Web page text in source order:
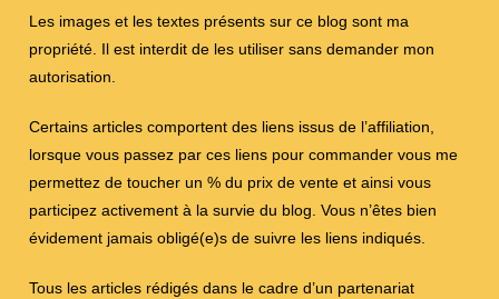
Les images et les textes présents sur ce blog sont ma
propriété. Il est interdit de les utiliser sans demander mon
autorisation.
Certains articles comportent des liens issus de l’affiliation,
lorsque vous passez par ces liens pour commander vous me
permettez de toucher un % du prix de vente et ainsi vous
participez activement à la survie du blog. Vous n’êtes bien
évidement jamais obligé(e)s de suivre les liens indiqués.
Tous les articles rédigés dans le cadre d’un partenariat